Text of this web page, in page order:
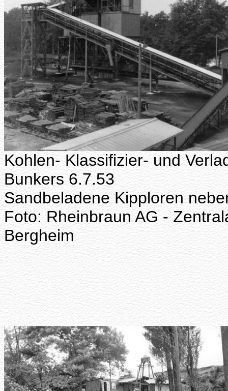
Kohlen- Klassifizier- und
Bunkers 6.7.53
Sandbeladene Kipploren
Foto: Rheinbraun AG -
Bergheim